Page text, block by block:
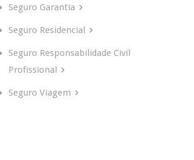
Seguro Garantia
Seguro Residencial
Seguro Responsabilidade Civil
Profissional
Seguro Viagem